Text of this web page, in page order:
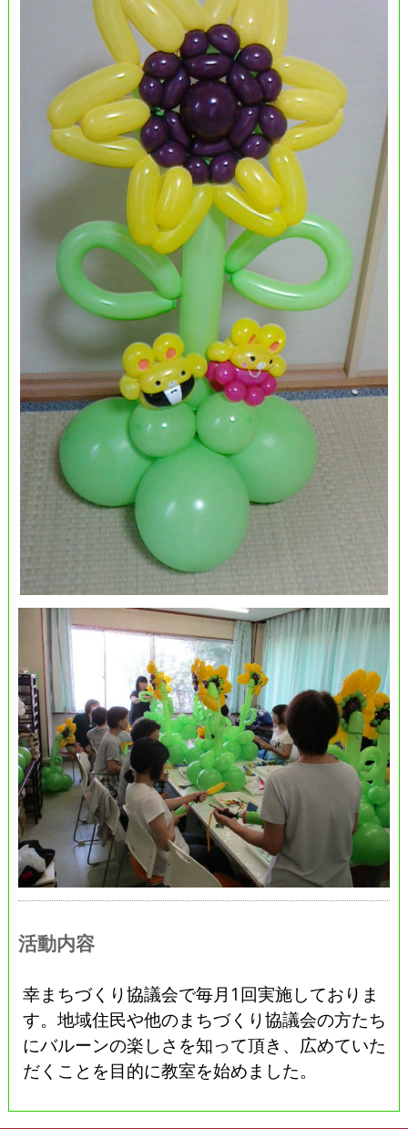
活動内容
幸まちづくり協議会で毎月1回実施しておりま
す。地域住民や他のまちづくり協議会の方たち
にバルーンの楽しさを知って頂き、広めていた
だくことを目的に教室を始めました。